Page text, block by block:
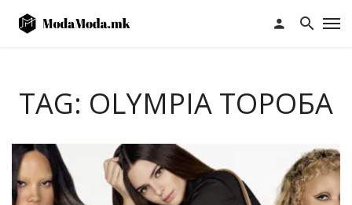
TAG: OLYMPIA ТОРОБА